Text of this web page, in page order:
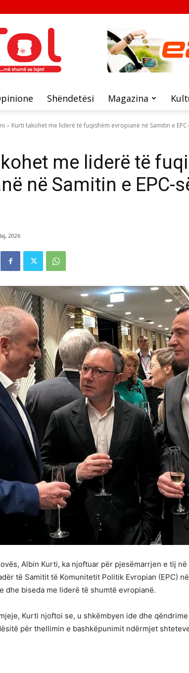
FOL
Shëndetësi Magazina
Kurti takohet me liderë të fuqishëm evropianë në Samitin e EPC-
me liderë të
në Samitin e EPC-
2026
Albin Kurti, ka njoftuar për pjesëmarrjen e tij
të Samitit të Komunitetit Politik Evropian (EPC)
dhe biseda me liderë të shumtë evropianë.
Kurti njoftoi se, u shkëmbyen ide dhe
për thellimin e bashkëpunimit ndërmjet